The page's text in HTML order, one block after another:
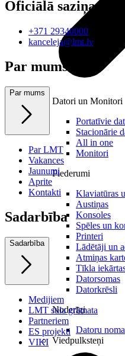
Datori un Monitori
Portatīvie
Stacionārie
All in one
Monitori
Piederumi
Klaviatūras
Austiņas
Konsoles
Spēles un
Printeri
Lādētāji un
Atmiņas
Tīkla
Datorsomas
Datorkrēsli
Noderīgi
Datoru noma
Viedpulksteņi
Oficiālā saziņa
+371 29340000
kanceleja@lmt.lv
Par mums
Par mums
Par LMT
Vakances
Jaunumi
Aprite
Kontakti
Sadarbība
Sadarbība
Medijiem
LMT stila grāmata
Partneriem
ES projekti
VIKI